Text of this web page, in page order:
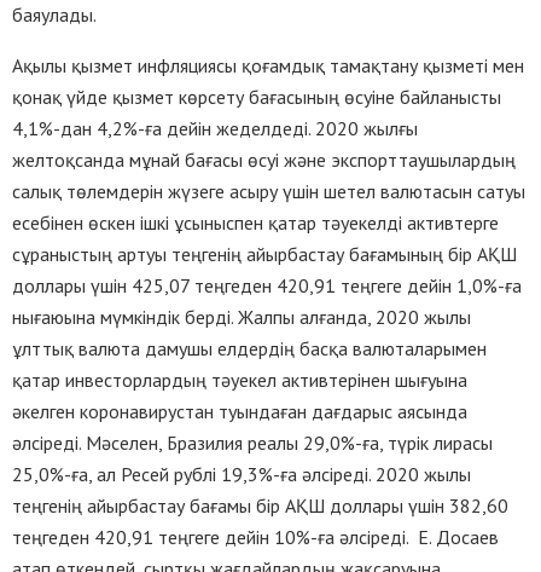
баяулады.
Ақылы қызмет инфляциясы қоғамдық тамақтану қызметі мен
қонақ үйде қызмет көрсету бағасының өсуіне байланысты
4,1%-дан 4,2%-ға дейін жеделдеді. 2020 жылғы
желтоқсанда мұнай бағасы өсуі және экспорттаушылардың
салық төлемдерін жүзеге асыру үшін шетел валютасын сатуы
есебінен өскен ішкі ұсыныспен қатар тәуекелді активтерге
сұраныстың артуы теңгенің айырбастау бағамының бір АҚШ
доллары үшін 425,07 теңгеден 420,91 теңгеге дейін 1,0%-ға
нығаюына мүмкіндік берді. Жалпы алғанда, 2020 жылы
ұлттық валюта дамушы елдердің басқа валюталарымен
қатар инвесторлардың тәуекел активтерінен шығуына
әкелген коронавирустан туындаған дағдарыс аясында
әлсіреді. Мәселен, Бразилия реалы 29,0%-ға, түрік лирасы
25,0%-ға, ал Ресей рублі 19,3%-ға әлсіреді. 2020 жылы
теңгенің айырбастау бағамы бір АҚШ доллары үшін 382,60
теңгеден 420,91 теңгеге дейін 10%-ға әлсіреді. Е. Досаев